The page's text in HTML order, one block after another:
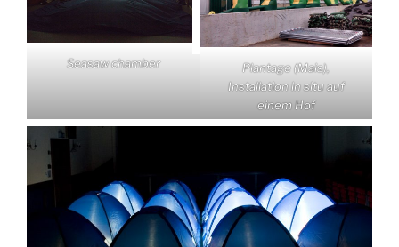
Seasaw chamber
Plantage (Mais),
Installation in situ auf
einem Hof